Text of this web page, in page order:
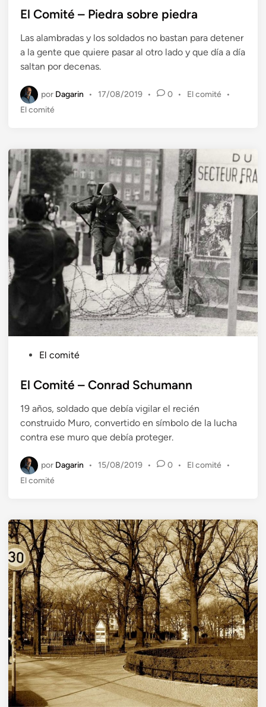
b
i
c
a
o
e
El Comité – Piedra sobre piedra
Las alambradas y los soldados no bastan para detener
a la gente que quiere pasar al otro lado y que día a día
saltan por decenas.
por Dagarin • 17/08/2019 • 0 •
P
c
a
d
o
e
n
El comité
•
El comité
b
c
a
o
e
El comité
El Comité – Conrad Schumann
19 años, soldado que debía vigilar el recién
construido Muro, convertido en símbolo de la lucha
contra ese muro que debía proteger.
por Dagarin • 15/08/2019 • 0 •
P
c
a
d
o
e
n
El comité
•
El comité